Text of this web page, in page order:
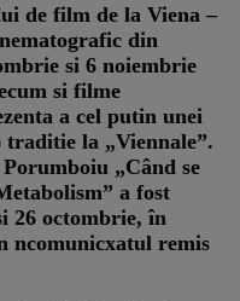
de film de la Viena –
din
si 6 noiembrie
si filme
a cel putin unei
la „Viennale”.
„Când se
a fost
26 octombrie, în
ncomunicxatul remis